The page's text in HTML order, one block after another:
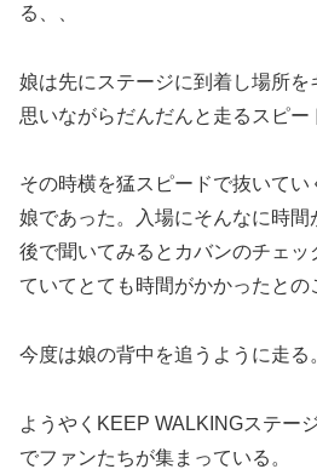
る、、
娘は先にステージに到着し場所を
思いながらだんだんと走るスピー
その時横を猛スピードで抜いてい
娘であった。入場にそんなに時間
後で聞いてみるとカバンのチェッ
ていてとても時間がかかったとの
今度は娘の背中を追うように走る
ようやくKEEP WALKINGステー
でファンたちが集まっている。